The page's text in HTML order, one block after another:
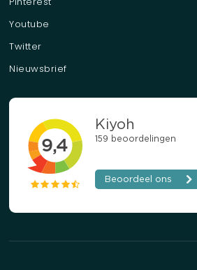
Youtube
Twitter
Nieuwsbrief